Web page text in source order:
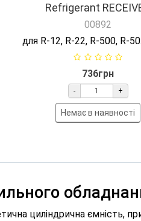
Refrigerant
00892
для R-12, R-22, R-500, R-
736грн
- +
Немає в наявності
циліндрична ємність,